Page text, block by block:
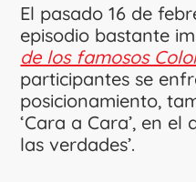
El pasado 16 de
episodio bastante
de los famosos
participantes se
posicionamiento,
‘Cara a Cara’, en el
las verdades’.